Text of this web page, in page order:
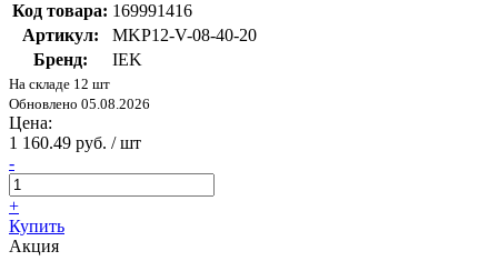
Код товара: 169991416
Артикул:
MKP12-V-08-40-20
Бренд:
IEK
На складе 12 шт
Обновлено 05.08.2026
Цена:
1 160.49 руб. / шт
-
+
Купить
Акция